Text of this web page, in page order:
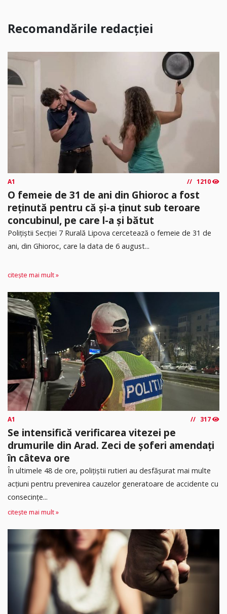
Recomandările redacției
A1 1210
O femeie de 31 de ani din Ghioroc a fost
reținută pentru că și-a ținut sub teroare
concubinul, pe care l-a și bătut
​Polițiștii Secției 7 Rurală Lipova cercetează o femeie de 31 de
ani, din Ghioroc, care la data de 6 august...
citește mai mult »
A1 317
Se intensifică verificarea vitezei pe
drumurile din Arad. Zeci de șoferi amendați
în câteva ore
În ultimele 48 de ore, polițiștii rutieri au desfășurat mai multe
acțiuni pentru prevenirea cauzelor generatoare de accidente cu
consecințe...
citește mai mult »